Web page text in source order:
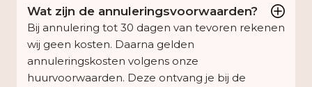
Wat zijn de annuleringsvoorwaarden?
Bij annulering tot 30 dagen van tevoren rekenen
wij geen kosten. Daarna gelden
annuleringskosten volgens onze
huurvoorwaarden. Deze ontvang je bij de